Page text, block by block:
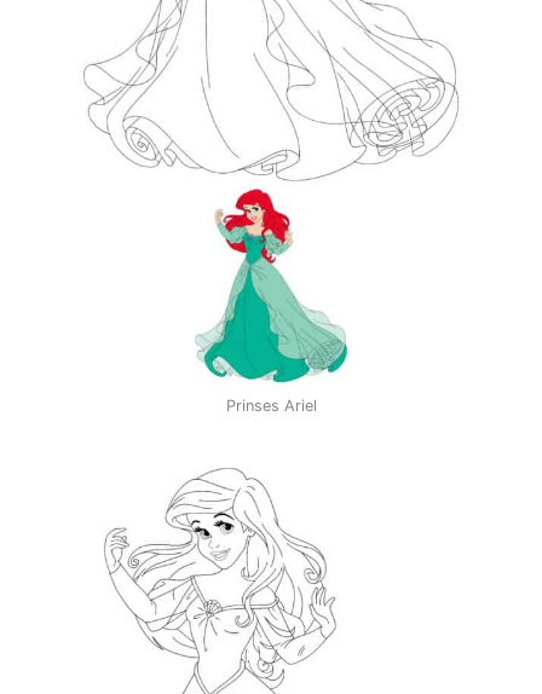
Prinses Ariel